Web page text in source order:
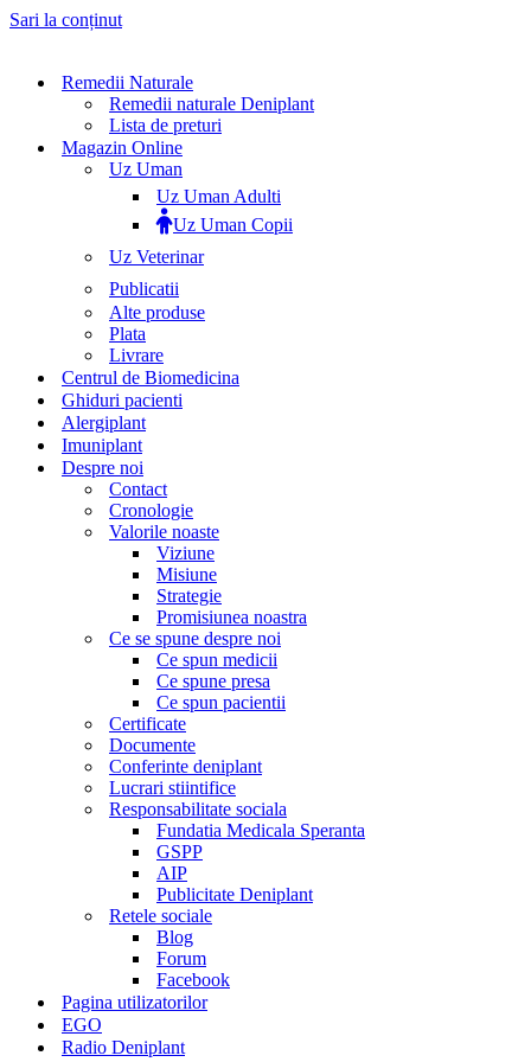
Sari la conținut
Remedii Naturale
Remedii naturale Deniplant
Lista de preturi
Magazin Online
Uz Uman
Uz Uman Adulti
Uz Uman Copii
Uz Veterinar
Publicatii
Alte produse
Plata
Livrare
Centrul de Biomedicina
Ghiduri pacienti
Alergiplant
Imuniplant
Despre noi
Contact
Cronologie
Valorile noaste
Viziune
Misiune
Strategie
Promisiunea noastra
Ce se spune despre noi
Ce spun medicii
Ce spune presa
Ce spun pacientii
Certificate
Documente
Conferinte deniplant
Lucrari stiintifice
Responsabilitate sociala
Fundatia Medicala Speranta
GSPP
AIP
Publicitate Deniplant
Retele sociale
Blog
Forum
Facebook
Pagina utilizatorilor
EGO
Radio Deniplant